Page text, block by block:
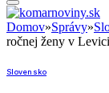
Domov»Správy»
ročnej ženy v
Slovensko